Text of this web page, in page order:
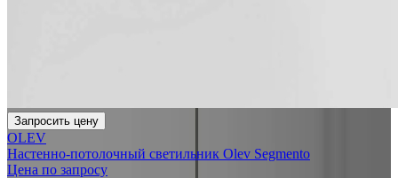
Запросить цену
OLEV
Настенно-потолочный светильник Olev Segmento
Цена по запросу